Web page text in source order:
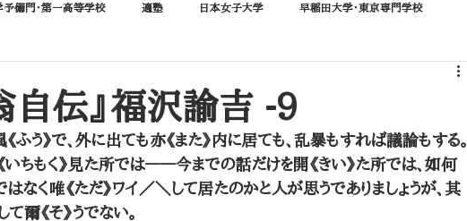
予備門・第一高等学校 適塾 日本女子大学 早稲田大学・東京専門学校
自伝』福沢諭吉 -9
《ふう》で、外に出ても亦《また》内に居ても、乱暴もすれば議論もする。
《いちもく》見た所では――今までの話だけを開《きい》た所では、如何
なく唯《ただ》ワイ／＼して居たのかと人が思うでありましょうが、其
爾《そ》うでない。